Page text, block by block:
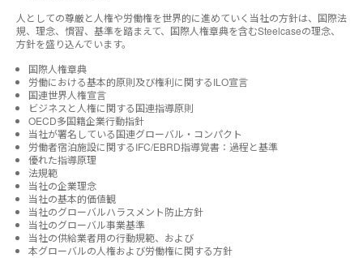
人としての尊厳と人権や労働権を世界的に進めていく当社の方針は、国際法
規、理念、慣習、基準を踏まえて、国際人権章典を含むSteelcaseの理念、
方針を盛り込んでいます。
国際人権章典
労働における基本的原則及び権利に関するILO宣言
国連世界人権宣言
ビジネスと人権に関する国連指導原則
OECD多国籍企業行動指針
当社が署名している国連グローバル・コンパクト
労働者宿泊施設に関するIFC/EBRD指導覚書：過程と基準
優れた指導原理
法規範
当社の企業理念
当社の基本的価値観
当社のグローバルハラスメント防止方針
当社のグローバル事業基準
当社の供給業者用の行動規範、および
本グローバルの人権および労働権に関する方針